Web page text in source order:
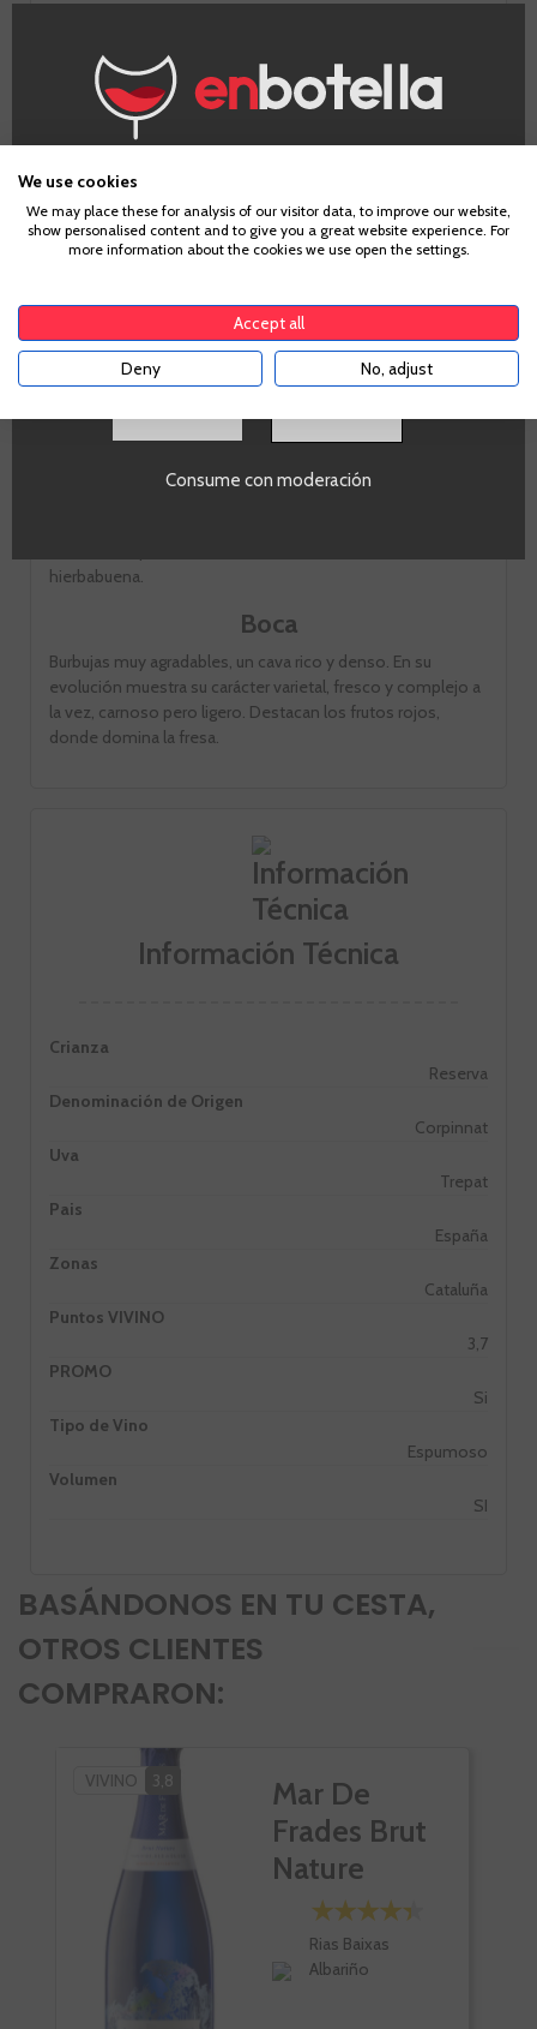
Nota de cata
Rosa cereza con burbuja fina y persistente.
Nariz
hierbabuena.
Boca
Burbujas muy agradables, un cava rico y denso. En su
evolución muestra su carácter varietal, fresco y complejo a
la vez, carnoso pero ligero. Destacan los frutos rojos,
donde domina la fresa.
Información Técnica
Crianza
Reserva
Denominación de Origen
Corpinnat
Uva
Trepat
Pais
España
Zonas
Cataluña
Puntos VIVINO
3,7
PROMO
Si
Tipo de Vino
Espumoso
Volumen
SI
BASÁNDONOS EN TU CESTA,
OTROS CLIENTES
COMPRARON:
VIVINO 3,8
Mar De
Frades Brut
Nature
Rias Baixas
Albariño
¿Eres mayor de edad?
Para acceder a enbotella, debes tener la edad legal de
tu país de residencia, lo cual es suficiente para
aplicable. Confirma si tienes más de18años
Consume con moderación
We use cookies
We may place these for analysis of our visitor data, to improve our website,
show personalised content and to give you a great website experience. For
more information about the cookies we use open the settings.
Accept all
Deny No, adjust